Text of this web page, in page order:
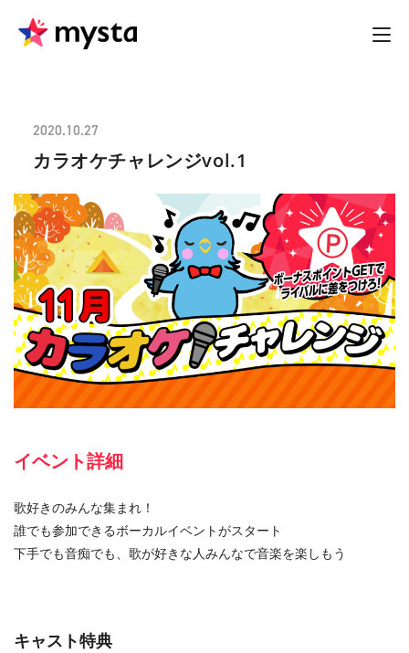
2020.10.27
カラオケチャレンジvol.1
イベント詳細
歌好きのみんな集まれ！
誰でも参加できるボーカルイベントがスタート
下手でも音痴でも、歌が好きな人みんなで音楽を楽しもう
キャスト特典